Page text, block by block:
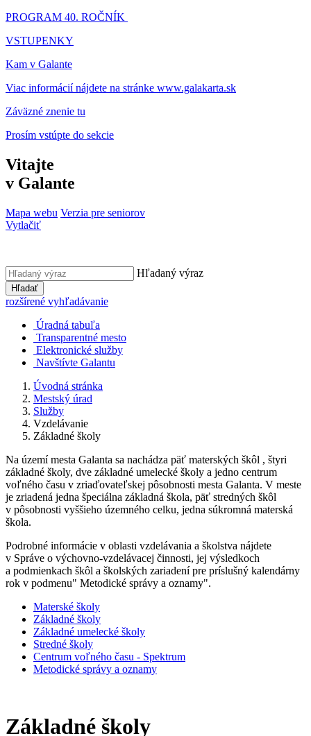
PROGRAM 40. ROČNÍK
VSTUPENKY
Kam v Galante
Viac informácií nájdete na stránke www.galakarta.sk
Záväzné znenie tu
Prosím vstúpte do sekcie
Vitajte
v Galante
Mapa webu Verzia pre seniorov
Vytlačiť
Hľadaný výraz
Hľadať
rozšírené vyhľadávanie
Úradná tabuľa
Transparentné mesto
Elektronické služby
Navštívte Galantu
Úvodná stránka
Mestský úrad
Služby
Vzdelávanie
Základné školy
Na území mesta Galanta sa nachádza päť materských škôl , štyri
základné školy, dve základné umelecké školy a jedno centrum
voľného času v zriaďovateľskej pôsobnosti mesta Galanta. V meste
je zriadená jedna špeciálna základná škola, päť stredných škôl
v pôsobnosti vyššieho územného celku, jedna súkromná materská
škola.
Podrobné informácie v oblasti vzdelávania a školstva nájdete
v Správe o výchovno-vzdelávacej činnosti, jej výsledkoch
a podmienkach škôl a školských zariadení pre príslušný kalendárny
rok v podmenu" Metodické správy a oznamy".
Materské školy
Základné školy
Základné umelecké školy
Stredné školy
Centrum voľného času - Spektrum
Metodické správy a oznamy
Základné školy